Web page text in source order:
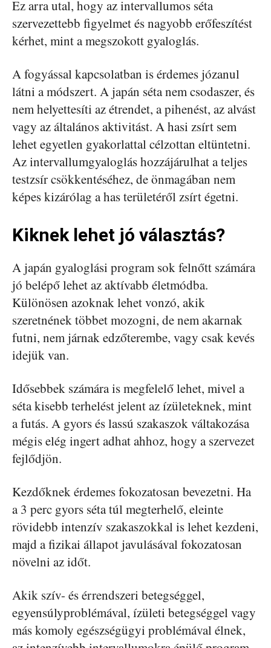
Ez arra utal, hogy az intervallumos séta
szervezettebb figyelmet és nagyobb erőfeszítést
kérhet, mint a megszokott gyaloglás.
A fogyással kapcsolatban is érdemes józanul
látni a módszert. A japán séta nem csodaszer, és
nem helyettesíti az étrendet, a pihenést, az alvást
vagy az általános aktivitást. A hasi zsírt sem
lehet egyetlen gyakorlattal célzottan eltüntetni.
Az intervallumgyaloglás hozzájárulhat a teljes
testzsír csökkentéséhez, de önmagában nem
képes kizárólag a has területéről zsírt égetni.
Kiknek lehet jó választás?
A japán gyaloglási program sok felnőtt számára
jó belépő lehet az aktívabb életmódba.
Különösen azoknak lehet vonzó, akik
szeretnének többet mozogni, de nem akarnak
futni, nem járnak edzőterembe, vagy csak kevés
idejük van.
Idősebbek számára is megfelelő lehet, mivel a
séta kisebb terhelést jelent az ízületeknek, mint
a futás. A gyors és lassú szakaszok váltakozása
mégis elég ingert adhat ahhoz, hogy a szervezet
fejlődjön.
Kezdőknek érdemes fokozatosan bevezetni. Ha
a 3 perc gyors séta túl megterhelő, eleinte
rövidebb intenzív szakaszokkal is lehet kezdeni,
majd a fizikai állapot javulásával fokozatosan
növelni az időt.
Akik szív- és érrendszeri betegséggel,
egyensúlyproblémával, ízületi betegséggel vagy
más komoly egészségügyi problémával élnek,